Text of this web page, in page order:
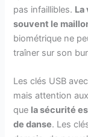
pas infaillibles. La
souvent le
biométrique ne
traîner sur son
Les clés USB
mais attention
que la sécurité
de danse. Les